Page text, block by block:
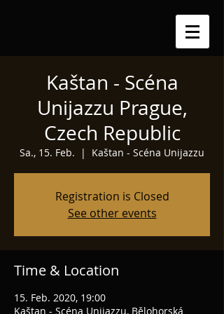
Kaštan - Scéna
Unijazzu Prague,
Czech Republic
Sa., 15. Feb.
  |
Kaštan - Scéna Unijazzu
Registration is Closed
See other events
Time & Location
15. Feb. 2020, 19:00
Kaštan - Scéna Unijazzu, Bělohorská